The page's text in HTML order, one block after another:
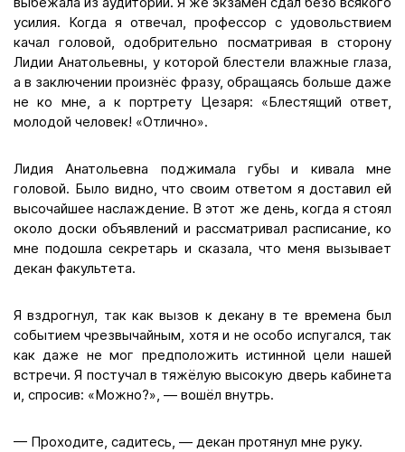
усилия. Когда я отвечал, профессор с удовольствием
качал головой, одобрительно посматривая в сторону
Лидии Анатольевны, у которой блестели влажные глаза,
а в заключении произнёс фразу, обращаясь больше даже
не ко мне, а к портрету Цезаря: «Блестящий ответ,
молодой человек! «Отлично».
Лидия Анатольевна поджимала губы и кивала мне
головой. Было видно, что своим ответом я доставил ей
высочайшее наслаждение. В этот же день, когда я стоял
около доски объявлений и рассматривал расписание, ко
мне подошла секретарь и сказала, что меня вызывает
декан факультета.
Я вздрогнул, так как вызов к декану в те времена был
событием чрезвычайным, хотя и не особо испугался, так
как даже не мог предположить истинной цели нашей
встречи. Я постучал в тяжёлую высокую дверь кабинета
и, спросив: «Можно?», — вошёл внутрь.
— Проходите, садитесь, — декан протянул мне руку.